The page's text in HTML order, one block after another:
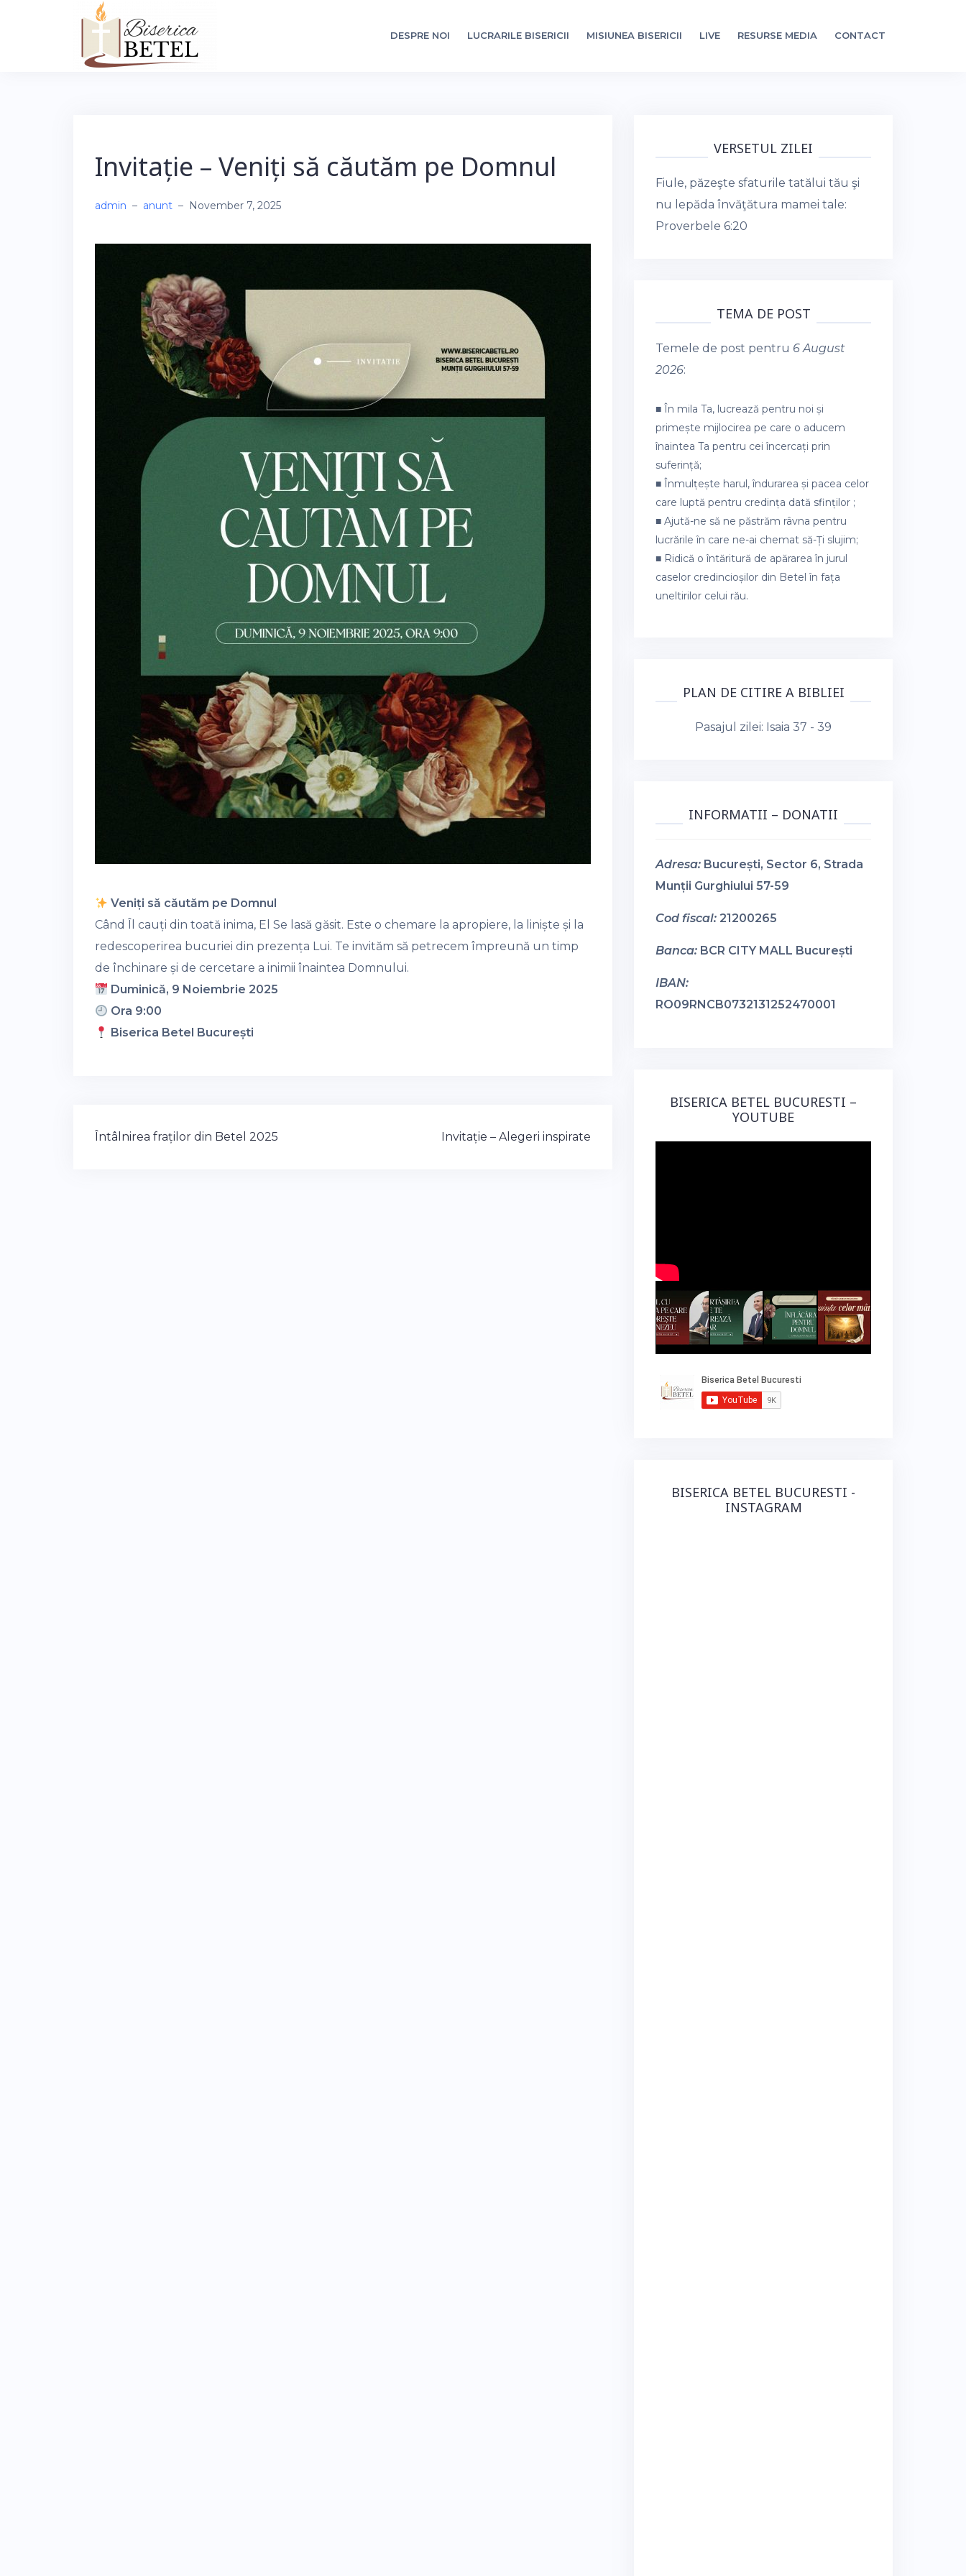
DESPRE NOI LUCRARILE BISERICII MISIUNEA BISERICII LIVE RESURSE MEDIA CONTACT
Invitație – Veniți să căutăm pe Domnul
admin – anunt – November 7, 2025
Veniți să căutăm pe Domnul
Când Îl cauți din toată inima, El Se lasă găsit. Este o chemare la apropiere, la liniște și la
redescoperirea bucuriei din prezența Lui. Te invităm să petrecem împreună un timp
de închinare și de cercetare a inimii înaintea Domnului.
Duminică, 9 Noiembrie 2025
Ora 9:00
Biserica Betel București
Post
Întâlnirea fraților din Betel 2025 Invitație – Alegeri inspirate
VERSETUL ZILEI
Fiule, păzeşte sfaturile tatălui tău şi
nu lepăda învăţătura mamei tale:
Proverbele 6:20
TEMA DE POST
Temele de post pentru 6 August
2026:
■ În mila Ta, lucrează pentru noi și
primește mijlocirea pe care o aducem
înaintea Ta pentru cei încercați prin
suferință;
■ Înmulțește harul, îndurarea și pacea celor
care luptă pentru credința dată sfinților ;
■ Ajută-ne să ne păstrăm râvna pentru
lucrările în care ne-ai chemat să-Ți slujim;
■ Ridică o întăritură de apărarea în jurul
caselor credincioșilor din Betel în fața
uneltirilor celui rău.
PLAN DE CITIRE A BIBLIEI
Pasajul zilei: Isaia 37 - 39
INFORMATII – DONATII
Adresa: București, Sector 6, Strada
Munții Gurghiului 57-59
Cod fiscal: 21200265
Banca: BCR CITY MALL București
IBAN:
RO09RNCB0732131252470001
BISERICA BETEL BUCURESTI –
YOUTUBE
BISERICA BETEL BUCURESTI -
INSTAGRAM